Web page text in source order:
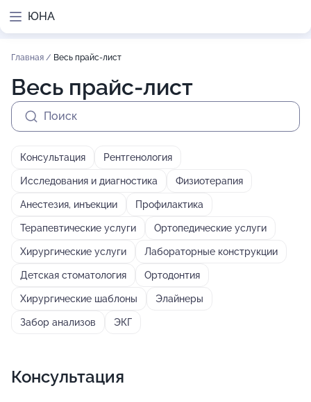
ЮНА
Главная / Весь прайс-лист
Весь прайс-лист
Поиск
Консультация Рентгенология
Исследования и диагностика Физиотерапия
Анестезия, инъекции Профилактика
Терапевтические услуги Ортопедические услуги
Хирургические услуги Лабораторные конструкции
Детская стоматология Ортодонтия
Хирургические шаблоны Элайнеры
Забор анализов ЭКГ
Консультация